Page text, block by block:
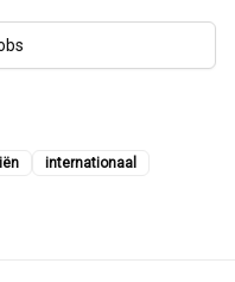
internationaal